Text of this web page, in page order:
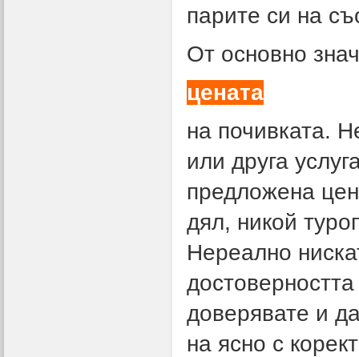
парите си на
От основно
цената
на почивката.
или друга
предложена
дял, никой
Нереално
доверявате и
на ясно с